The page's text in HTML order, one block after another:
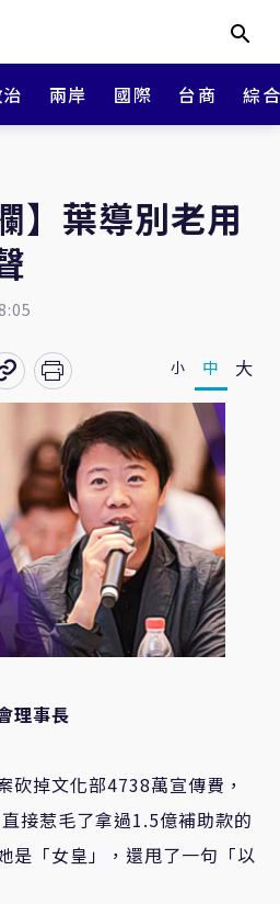
兩岸 國際 台商 綜
】葉導別老用
小 中 大
理事長
砍掉文化部4738萬宣傳費，
接惹毛了拿過1.5億補助款的
是「女皇」，還甩了一句「以